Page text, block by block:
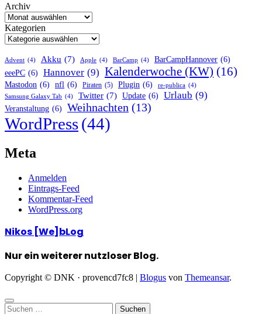
Archiv
Kategorien
Advent (4) Akku (7) Apple (4) BarCamp (4) BarCampHannover (6)
eeePC (6) Hannover (9) Kalenderwoche (KW) (16)
Mastodon (6) nfl (6) Piraten (5) Plugin (6) re-publica (4)
Samsung Galaxy Tab (4) Twitter (7) Update (6) Urlaub (9)
Veranstaltung (6) Weihnachten (13)
WordPress(44)
Meta
Anmelden
Eintrags-Feed
Kommentar-Feed
WordPress.org
Nikos [We]bLog
Nur ein weiterer nutzloser Blog.
Copyright © DNK · provencd7fc8 | Blogus von Themeansar.
Suchen